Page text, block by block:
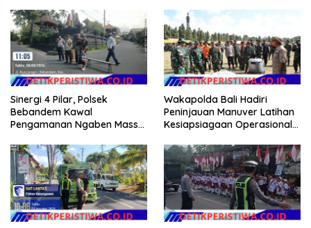
Warga Kurang Mampu
Kamtibmas di Dangin Sema II
Sinergi 4 Pilar, Polsek
Bebandem Kawal
Pengamanan Ngaben Massal
Tihingan
Wakapolda Bali Hadiri
Peninjauan Manuver Latihan
Kesiapsiagaan Operasional